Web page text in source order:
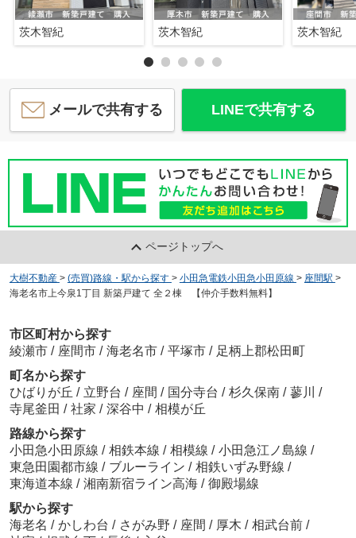
茨木智紀 茨木智紀 茨木智紀
メールで共有する LINEで共有する
ページトップへ
大樹不動産 > (売買)路線・駅から探す > 小田急電鉄小田急小田原線 > 座間駅 >
海老名市上今泉1丁目 新築戸建て 全２棟 【仲介手数料無料】
市区町村から探す
綾瀬市 / 座間市 / 海老名市 / 平塚市 / 足柄上郡松田町
町名から探す
ひばりが丘 / 立野台 / 座間 / 国分寺台 / 杉久保南 / 蓼川 /
寺尾釜田 / 社家 / 深谷中 / 相模が丘
路線から探す
小田急小田原線 / 相鉄本線 / 相模線 / 小田急江ノ島線 /
東急田園都市線 / ブルーライン / 相鉄いずみ野線 /
東海道本線 / 湘南新宿ライン高海 / 御殿場線
駅から探す
海老名 / かしわ台 / さがみ野 / 座間 / 厚木 / 相武台前 /